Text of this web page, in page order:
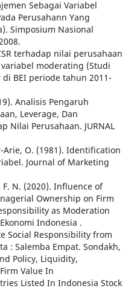
Sebagai Variabel
Perusahann Yang
Simposium Nasional
terhadap nilai perusahaan
moderating (Studi
BEI periode tahun 2011-
Analisis Pengaruh
Leverage, Dan
Nilai Perusahaan. JURNAL
Arie, O. (1981). Identification
Journal of Marketing
N. (2020). Influence of
Ownership on Firm
as Moderation
Indonesia .
Social Responsibility from
: Salemba Empat. Sondakh,
Policy, Liquidity,
Value In
Listed In Indonesia Stock